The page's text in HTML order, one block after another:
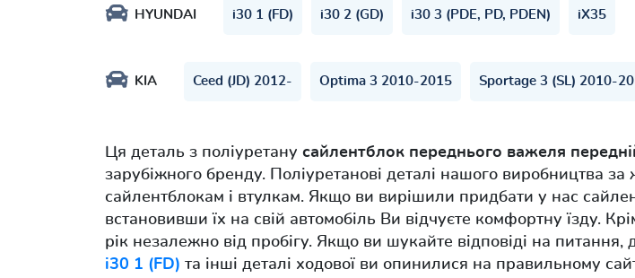
HYUNDAI i30 1 (FD) i30 2 (GD) i30 3 (PDE, PD, PDEN) iX35
KIA Ceed (JD) 2012- Optima 3 2010-2015 Sportage 3 (SL) 2010-
Ця деталь з поліуретану сайлентблок переднього важеля
зарубіжного бренду. Поліуретанові деталі нашого виробництва
сайлентблокам і втулкам. Якщо ви вирішили придбати у нас
встановивши їх на свій автомобіль Ви відчуєте комфортну їзду.
рік незалежно від пробігу. Якщо ви шукайте відповіді на
i30 1 (FD) та інші деталі ходової ви опинилися на правильному